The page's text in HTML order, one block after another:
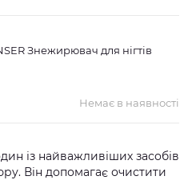
Знежирювач для нігтів
Немає в наявності
із найважливіших засобів
Він допомагає очистити